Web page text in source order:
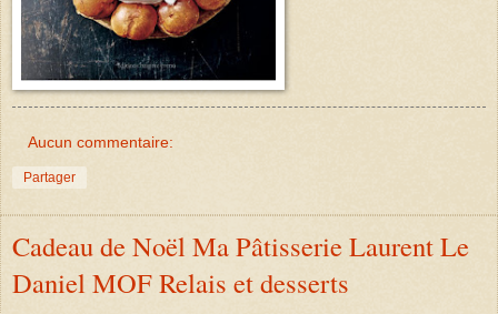
Aucun commentaire:
Partager
Cadeau de Noël Ma Pâtisserie Laurent Le
Daniel MOF Relais et desserts